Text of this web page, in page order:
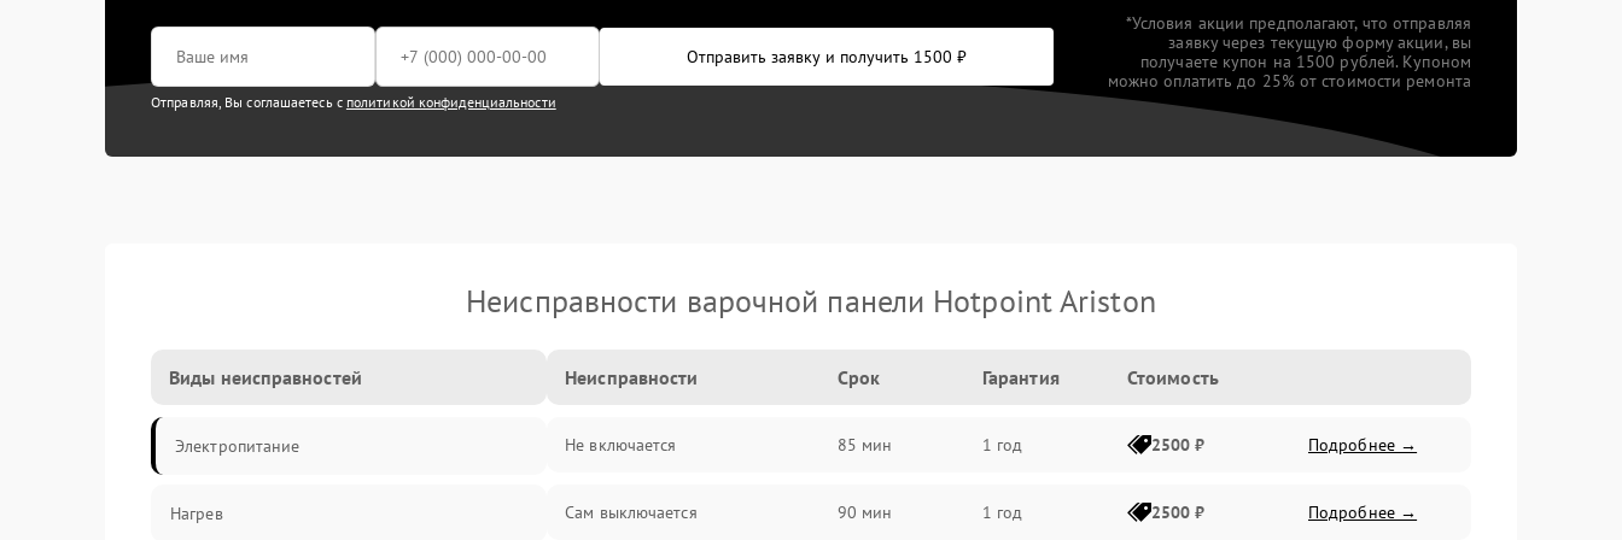
Отправить заявку и получить 1500 ₽
Отправляя, Вы соглашаетесь с политикой конфиденциальности
*Условия акции предполагают, что отправляя
заявку через текущую форму акции, вы
получаете купон на 1500 рублей. Купоном
можно оплатить до 25% от стоимости ремонта
Неисправности варочной панели Hotpoint Ariston
Виды неисправностей
Электропитание
Нагрев
Неисправности Срок Гарантия Стоимость
Не включается 85 мин 1 год 2500 ₽ Подробнее →
Сам выключается 90 мин 1 год 2500 ₽ Подробнее →